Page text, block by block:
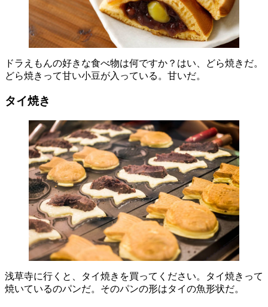
ドラえもんの好きな食べ物は何ですか？はい、どら焼きだ。
どら焼きって甘い小豆が入っている。甘いだ。
タイ焼き
浅草寺に行くと、タイ焼きを買ってください。タイ焼きって
焼いているのパンだ。そのパンの形はタイの魚形状だ。